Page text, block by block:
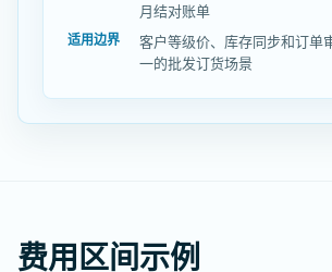
月结对账单
适用边界
客户等级价、库存同步和订单
一的批发订货场景
费用区间示例